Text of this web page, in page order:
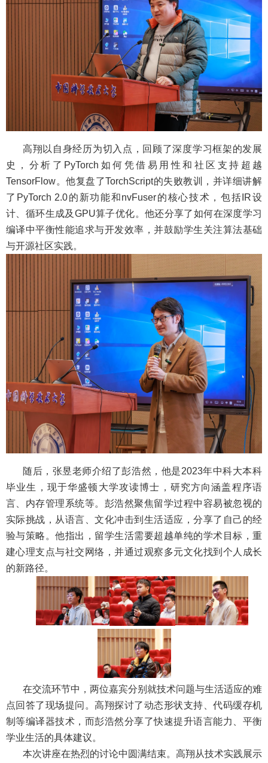
高翔以自身经历为切入点，回顾了深度学习框架的发展
史，分析了 PyTorch 如何凭借易用性和社区支持超越
TensorFlow。他复盘了TorchScript的失败教训，并详细讲解
了 PyTorch 2.0的新功能和nvFuser的核心技术，包括 IR设
计、循环生成及 GPU算子优化。他还分享了如何在深度学习
编译中平衡性能追求与开发效率，并鼓励学生关注算法基础
与开源社区实践。
随后，张昱老师介绍了彭浩然，他是2023年中科大本科
毕业生，现于华盛顿大学攻读博士，研究方向涵盖程序语
言、内存管理系统等。彭浩然聚焦留学过程中容易被忽视的
实际挑战，从语言、文化冲击到生活适应，分享了自己的经
验与策略。他指出，留学生活需要超越单纯的学术目标，重
建心理支点与社交网络，并通过观察多元文化找到个人成长
的新路径。
在交流环节中，两位嘉宾分别就技术问题与生活适应的难
点回答了现场提问。高翔探讨了动态形状支持、代码缓存机
制等编译器技术，而彭浩然分享了快速提升语言能力、平衡
学业生活的具体建议。
本次讲座在热烈的讨论中圆满结束。高翔从技术实践展示